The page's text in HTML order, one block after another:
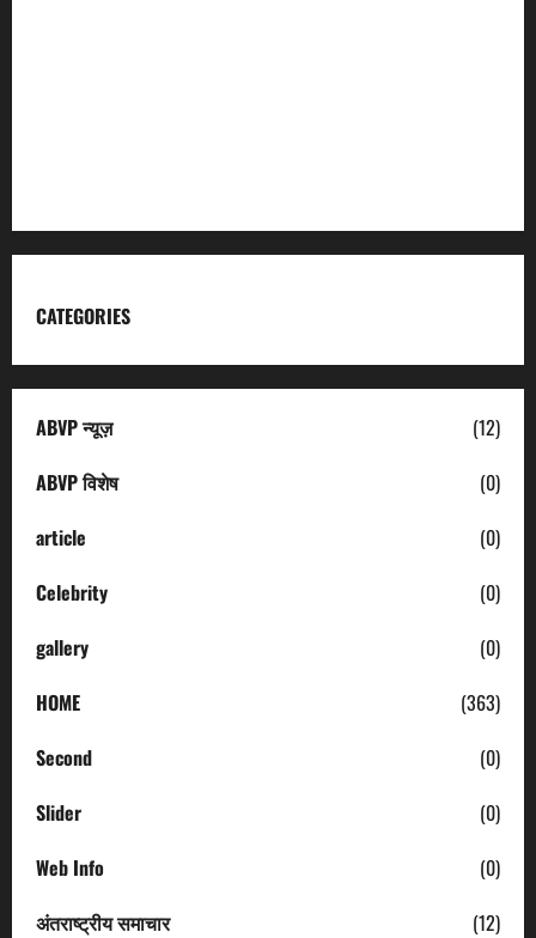
CATEGORIES
ABVP न्यूज़
(12)
ABVP विशेष
(0)
article
(0)
Celebrity
(0)
gallery
(0)
HOME
(363)
Second
(0)
Slider
(0)
Web Info
(0)
अंतराष्ट्रीय समाचार
(12)